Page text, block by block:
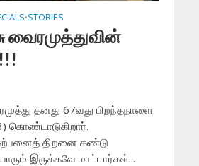
•STORIES
வைரமுத்துவின்
தனது 67வது பிறந்தநாளை
கொண்டாடுகிறார்.
திறனை கண்டு
இருக்கவே மாட்டார்கள்...